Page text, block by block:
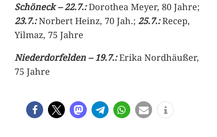
Schöneck – 22.7.:Dorothea Meyer, 80 Jahre;
23.7.:Norbert Heinz, 70 Jah.; 25.7.:Recep,
Yilmaz, 75 Jahre
Niederdorfelden – 19.7.:Erika Nordhäußer,
75 Jahre